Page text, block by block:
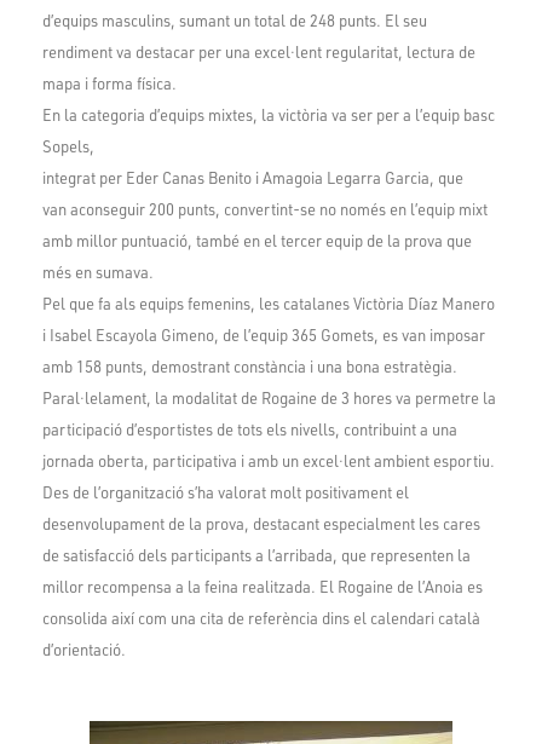
d’equips masculins, sumant un total de 248 punts. El seu
rendiment va destacar per una excel·lent regularitat, lectura de
mapa i forma física.
En la categoria d’equips mixtes, la victòria va ser per a l’equip basc
Sopels,
integrat per Eder Canas Benito i Amagoia Legarra Garcia, que
van aconseguir 200 punts, convertint-se no només en l’equip mixt
amb millor puntuació, també en el tercer equip de la prova que
més en sumava.
Pel que fa als equips femenins, les catalanes Victòria Díaz Manero
i Isabel Escayola Gimeno, de l’equip 365 Gomets, es van imposar
amb 158 punts, demostrant constància i una bona estratègia.
Paral·lelament, la modalitat de Rogaine de 3 hores va permetre la
participació d’esportistes de tots els nivells, contribuint a una
jornada oberta, participativa i amb un excel·lent ambient esportiu.
Des de l’organització s’ha valorat molt positivament el
desenvolupament de la prova, destacant especialment les cares
de satisfacció dels participants a l’arribada, que representen la
millor recompensa a la feina realitzada. El Rogaine de l’Anoia es
consolida així com una cita de referència dins el calendari català
d’orientació.